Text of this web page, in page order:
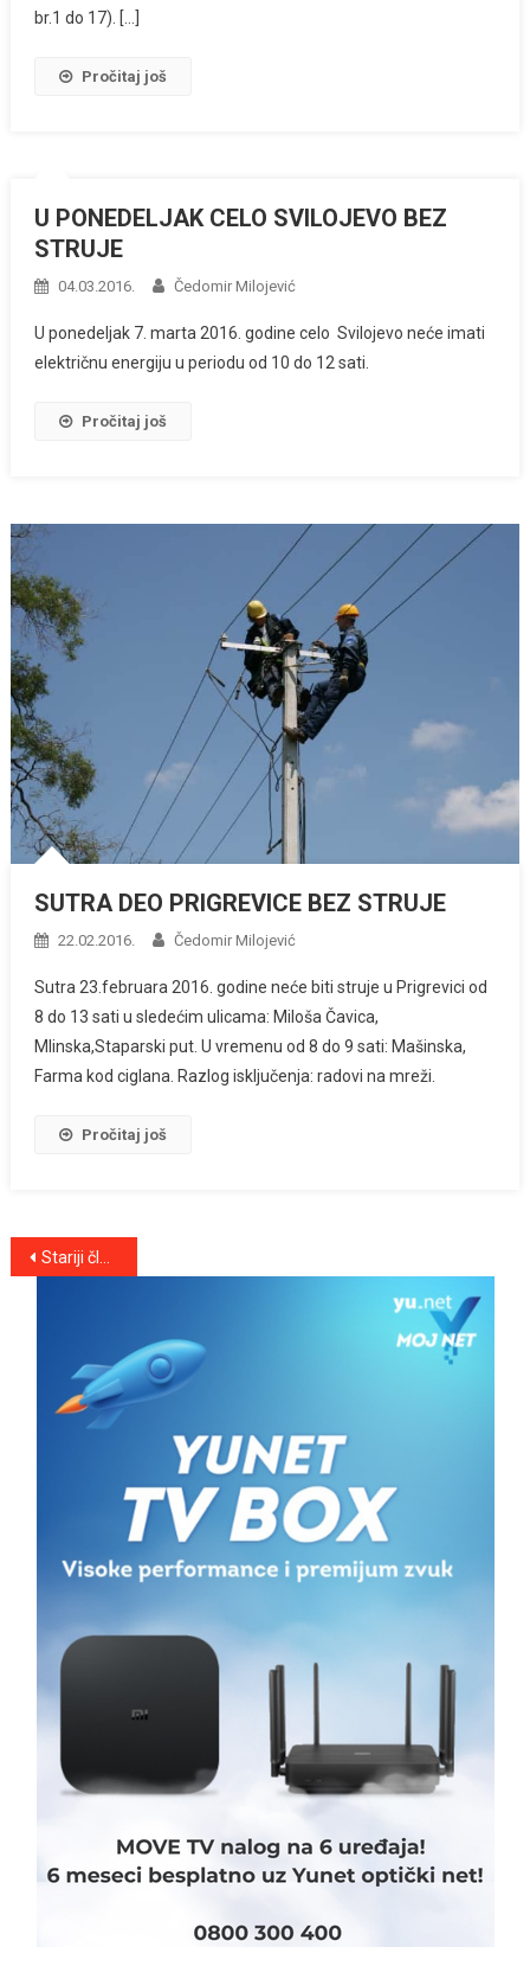
br.1 do 17). […]
Pročitaj još
U PONEDELJAK CELO SVILOJEVO BEZ
STRUJE
04.03.2016. Čedomir Milojević
U ponedeljak 7. marta 2016. godine celo Svilojevo neće imati
električnu energiju u periodu od 10 do 12 sati.
Pročitaj još
SUTRA DEO PRIGREVICE BEZ STRUJE
22.02.2016. Čedomir Milojević
Sutra 23.februara 2016. godine neće biti struje u Prigrevici od
8 do 13 sati u sledećim ulicama: Miloša Čavica,
Mlinska,Staparski put. U vremenu od 8 do 9 sati: Mašinska,
Farma kod ciglana. Razlog isključenja: radovi na mreži.
Pročitaj još
Kretanje
Stariji članci